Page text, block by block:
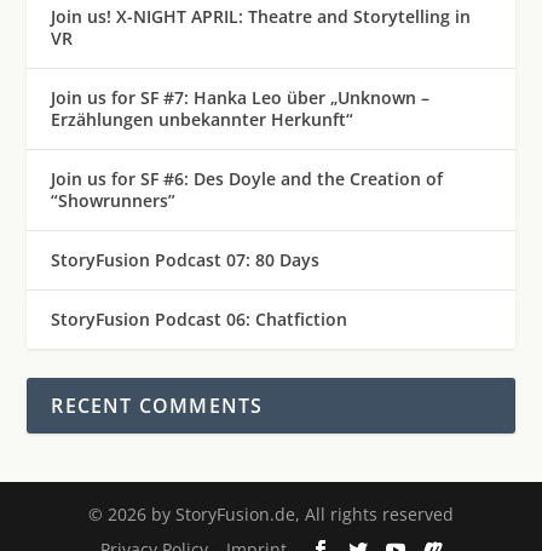
Join us! X-NIGHT APRIL: Theatre and Storytelling in
VR
Join us for SF #7: Hanka Leo über „Unknown –
Erzählungen unbekannter Herkunft“
Join us for SF #6: Des Doyle and the Creation of
“Showrunners”
StoryFusion Podcast 07: 80 Days
StoryFusion Podcast 06: Chatfiction
RECENT COMMENTS
© 2026 by StoryFusion.de, All rights reserved